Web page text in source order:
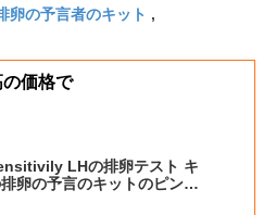
卵の予言者のキット ,
価格で
LHの排卵テスト キ
卵の予言のキットのピンク